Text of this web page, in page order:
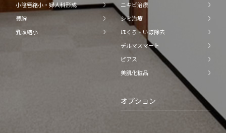
小陰唇縮小・婦人科形成
豊胸
乳頭縮小
ニキビ治療
シミ治療
ほくろ・いぼ除去
デルマスマート
ピアス
美肌化粧品
オプション